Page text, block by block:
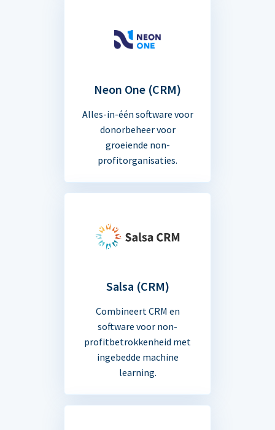
Neon One (CRM)
Alles-in-één software voor
donorbeheer voor
groeiende non-
profitorganisaties.
Salsa (CRM)
Combineert CRM en
software voor non-
profitbetrokkenheid met
ingebedde machine
learning.